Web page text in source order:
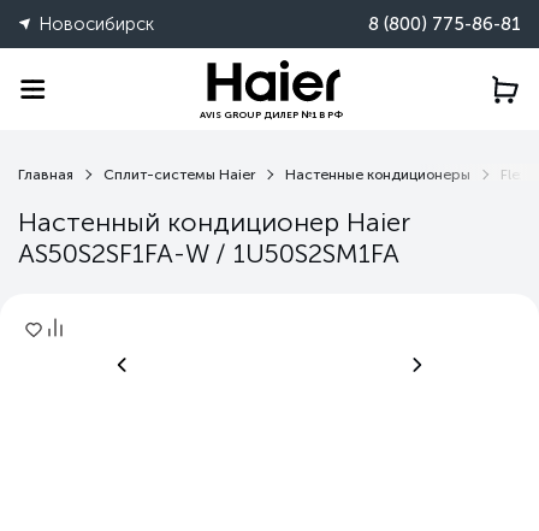
Новосибирск 8 (800) 775-86-81
AVIS GROUP ДИЛЕР №1 В РФ
Главная Сплит-системы Haier Настенные кондиционеры Flexis
Настенный кондиционер Haier
AS50S2SF1FA-W / 1U50S2SM1FA